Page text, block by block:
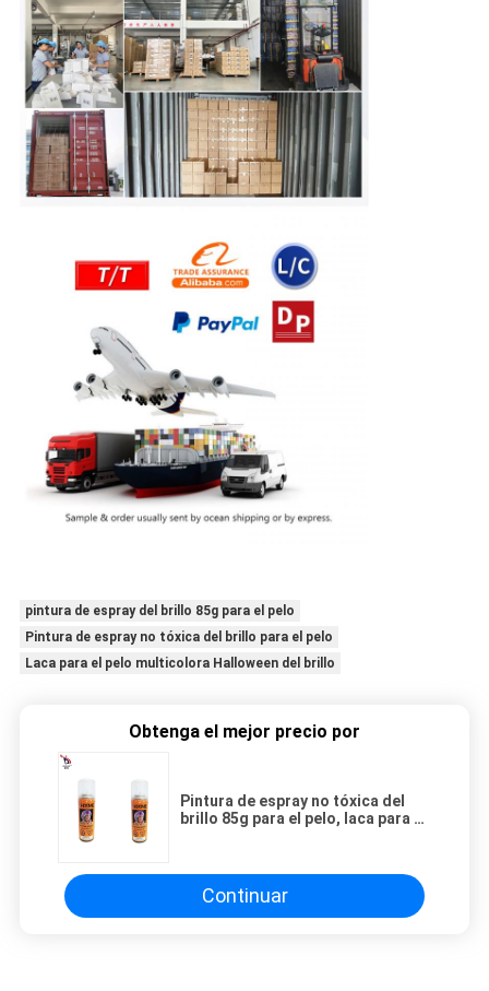
pintura de espray del brillo 85g para el pelo
Pintura de espray no tóxica del brillo para el pelo
Laca para el pelo multicolora Halloween del brillo
Obtenga el mejor precio por
Pintura de espray no tóxica del
brillo 85g para el pelo, laca para el
Continuar